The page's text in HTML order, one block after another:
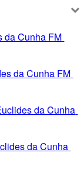
da Cunha FM
da Cunha FM
da Cunha
da Cunha